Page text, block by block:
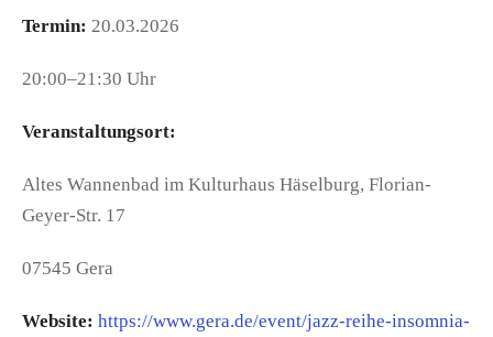
Termin: 20.03.2026
20:00–21:30 Uhr
Veranstaltungsort:
Altes Wannenbad im Kulturhaus Häselburg, Florian-
Geyer-Str. 17
07545 Gera
Website: https://www.gera.de/event/jazz-reihe-insomnia-